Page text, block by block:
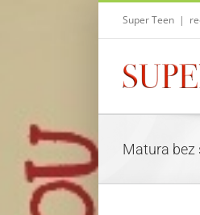
Super Teen |
Matura bez